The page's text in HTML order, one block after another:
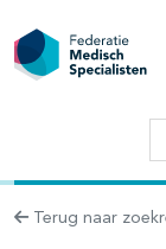
Terug naar
binnen deze